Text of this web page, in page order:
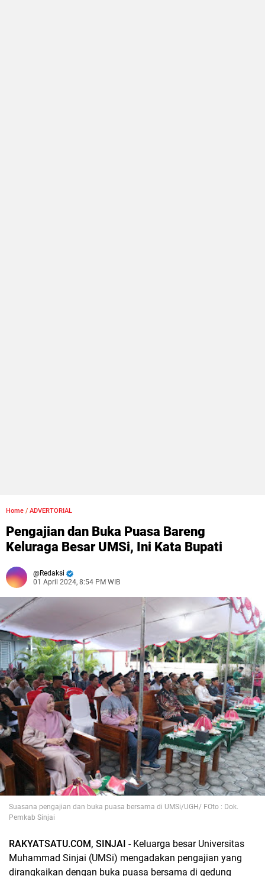
Home / ADVERTORIAL
Pengajian dan Buka Puasa Bareng
Keluraga Besar UMSi, Ini Kata Bupati
Redaksi
01 April 2024, 8:54 PM WIB
Suasana pengajian dan buka puasa bersama di UMSi/UGH/ FOto : Dok.
Pemkab Sinjai
RAKYATSATU.COM, SINJAI - Keluarga besar Universitas
Muhammad Sinjai (UMSi) mengadakan pengajian yang
dirangkaikan dengan buka puasa bersama di gedung